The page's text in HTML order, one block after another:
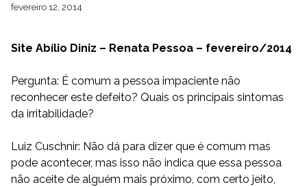
fevereiro 12, 2014
Site Abílio Diniz – Renata Pessoa – fevereiro/2014
Pergunta: É comum a pessoa impaciente não
reconhecer este defeito? Quais os principais sintomas
da irritabilidade?
Luiz Cuschnir: Não dá para dizer que é comum mas
pode acontecer, mas isso não indica que essa pessoa
não aceite de alguém mais próximo, com certo jeito,